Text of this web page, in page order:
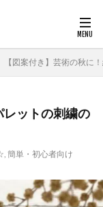
【図案付き】芸術の秋に
レットの刺繍の
, 簡単・初心者向け